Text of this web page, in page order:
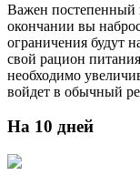
Важен постепенный
окончании вы
ограничения будут
свой рацион
необходимо
войдет в обычный
На 10 дней